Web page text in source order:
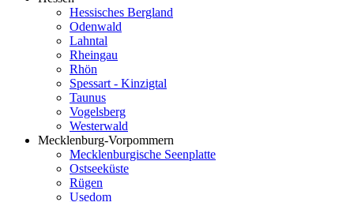
Hessisches Bergland
Odenwald
Lahntal
Rheingau
Rhön
Spessart - Kinzigtal
Taunus
Vogelsberg
Westerwald
Mecklenburg-Vorpommern
Mecklenburgische Seenplatte
Ostseeküste
Rügen
Usedom